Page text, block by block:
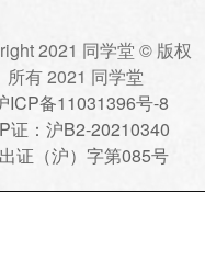
2021 同学堂 © 版权
所有 2021 同学堂
ICP备11031396号-8
证：沪B2-20210340
证（沪）字第085号